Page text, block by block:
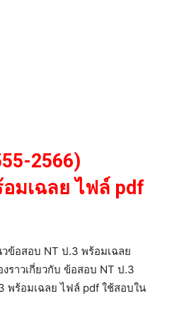
2566)
มเฉลย ไฟล์ pdf
ข้อสอบ NT ป.3 พร้อมเฉลย
งราวเกี่ยวกับ ข้อสอบ NT ป.3
พร้อมเฉลย ไฟล์ pdf ใช้สอบใน